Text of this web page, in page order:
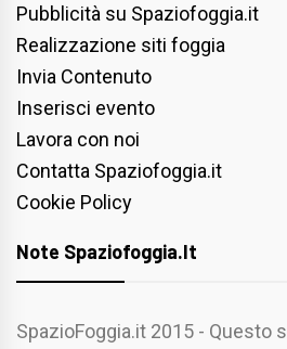
Pubblicità su Spaziofoggia.it
Realizzazione siti foggia
Invia Contenuto
Inserisci evento
Lavora con noi
Contatta Spaziofoggia.it
Cookie Policy
Note Spaziofoggia.it
SpazioFoggia.it 2015 - Questo